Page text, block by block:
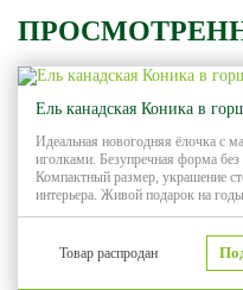
Ель канадская Коника в
Идеальная новогодняя ёлочка с
иголками. Безупречная форма без
Компактный размер, украшение
интерьера. Живой подарок на годы.
Товар распродан